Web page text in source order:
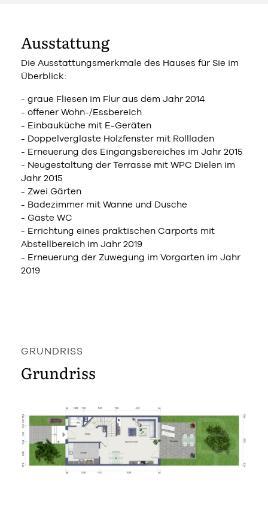
Ausstattung
Die Ausstattungsmerkmale des Hauses für Sie im
Überblick:
- graue Fliesen im Flur aus dem Jahr 2014
- offener Wohn-/Essbereich
- Einbauküche mit E-Geräten
- Doppelverglaste Holzfenster mit Rollladen
- Erneuerung des Eingangsbereiches im Jahr 2015
- Neugestaltung der Terrasse mit WPC Dielen im
Jahr 2015
- Zwei Gärten
- Badezimmer mit Wanne und Dusche
- Gäste WC
- Errichtung eines praktischen Carports mit
Abstellbereich im Jahr 2019
- Erneuerung der Zuwegung im Vorgarten im Jahr
2019
GRUNDRISS
Grundriss